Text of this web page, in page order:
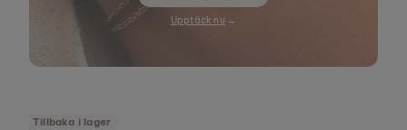
Upptäck nu →
Tillbaka i lager